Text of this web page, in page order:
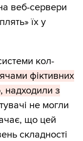
веб-сервери
їх у
кол-
фіктивних
надходили з
не могли
що цей
складності